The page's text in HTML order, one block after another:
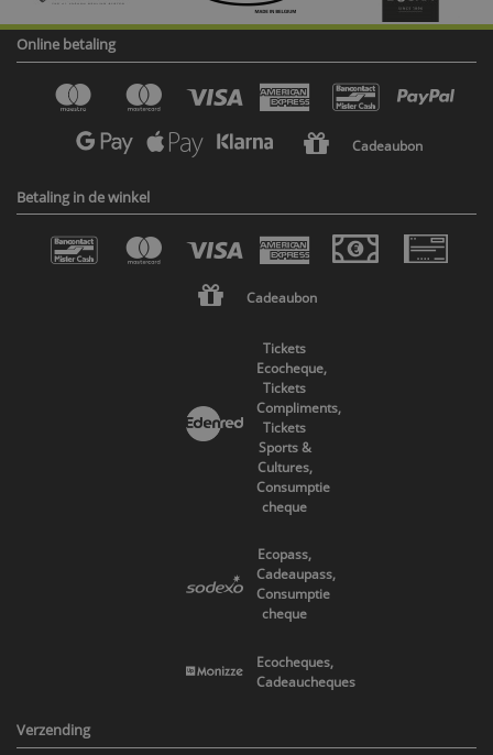
Online betaling
Cadeaubon
Betaling in de winkel
Cadeaubon
Tickets
Ecocheque,
Tickets
Compliments,
Tickets
Sports &
Cultures,
Consumptie
cheque
Ecopass,
Cadeaupass,
Consumptie
cheque
Ecocheques,
Cadeaucheques
Verzending